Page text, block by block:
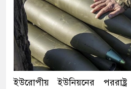
ইউরোপীয় ইউনিয়নের